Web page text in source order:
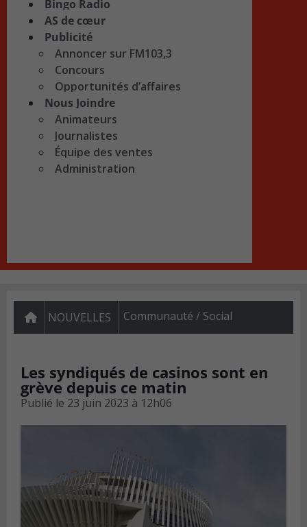
Bingo Radio
AS de cœur
Publicité
Annoncer sur FM103,3
Concours
Opportunités d’affaires
Nous Joindre
Animateurs
Journalistes
Équipe des ventes
Administration
NOUVELLES Communauté / Social
Les syndiqués de casinos sont en
grève depuis ce matin
Publié le 23 juin 2023 à 12h06